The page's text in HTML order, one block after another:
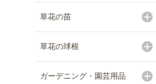
草花の苗
草花の球根
ガーデニング・園芸用品